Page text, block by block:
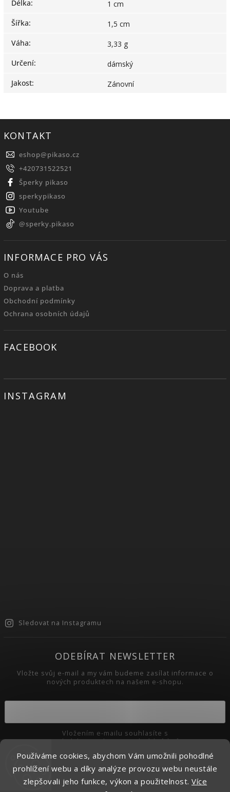
Používáme cookies, abychom Vám umožnili pohodlné
prohlížení webu a díky analýze provozu webu neustále
zlepšovali jeho funkce, výkon a použitelnost. Více
Délka:
1 cm
Šířka:
1,5 cm
Váha:
3,33 g
Určení:
dámský
Jakost: Zánovní
KONTAKT
eshop@pikaso.cz
+420731522521
Šperky pikaso
sperkypikaso
Youtube
@sperky.pikaso
INFORMACE PRO VÁS
O nás
Doprava a platba
Obchodní podmínky
Ochrana osobních údajů
FACEBOOK
INSTAGRAM
Sledovat na Instagramu
ODEBÍRAT NEWSLETTER
Vložte svůj e-mail a my vám budeme zasílat informace o
nových produktech na našem e-shopu.
podmínkami ochrany osobních údajů
Přihlásit se